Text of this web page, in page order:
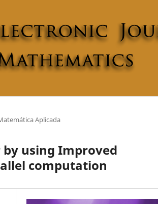
Aplicada
using Improved
computation